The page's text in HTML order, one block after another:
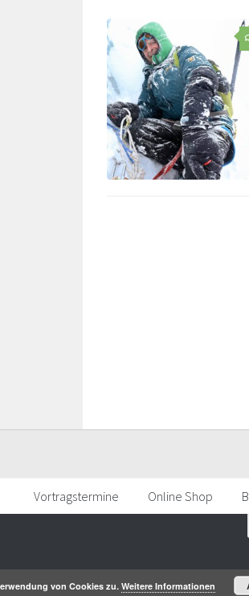
Vortragstermine Online Shop
von Cookies zu. Weitere Informationen